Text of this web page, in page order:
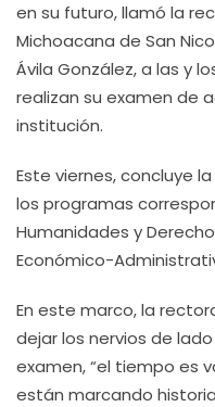
en su futuro, llamó la
Michoacana de San
Ávila González, a las y
realizan su examen de
institución.
Este viernes, concluye
los programas
Humanidades y
Económico-
En este marco, la
dejar los nervios de
examen, “el tiempo es
están marcando